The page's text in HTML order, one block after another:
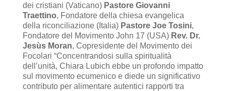
dei cristiani (Vaticano) Pastore Giovanni
Traettino, Fondatore della chiesa evangelica
della riconciliazione (Italia) Pastore Joe Tosini,
Fondatore del Movimento John 17 (USA) Rev. Dr.
Jesùs Moran, Copresidente del Movimento dei
Focolari “Concentrandosi sulla spiritualità
dell’unità, Chiara Lubich ebbe un profondo impatto
sul movimento ecumenico e diede un significativo
contributo per alimentare autentici rapporti tra